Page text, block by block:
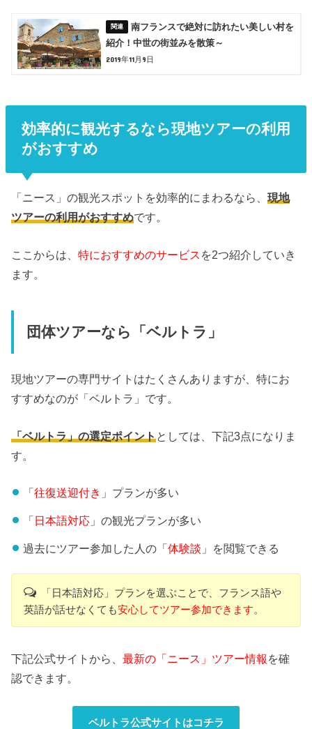
南フランスで絶対に訪れたい美しい村を
紹介！中世の街並みを散策～
2019年11月9日
効率的に観光するなら現地ツアーの利用
がおすすめ
「ニース」の観光スポットを効率的にまわるなら、現地
ツアーの利用がおすすめです。
ここからは、特におすすめのサービス を2つ紹介していき
ます。
団体ツアーなら「ベルトラ」
現地ツアーの専門サイトはたくさんありますが、特にお
すすめなのが「ベルトラ」です。
「ベルトラ」の選定ポイントとしては、下記3点になりま
す。
「往復送迎付き 」プランが多い
「日本語対応」の観光プランが多い
過去にツアー参加した人の「 体験談 」を閲覧できる
「日本語対応」プランを選ぶことで、フランス語や
英語が話せなくても安心してツアー参加できます。
下記公式サイトから、最新の「ニース」ツアー情報 を確
認できます。
ベルトラ公式サイトはコチラ